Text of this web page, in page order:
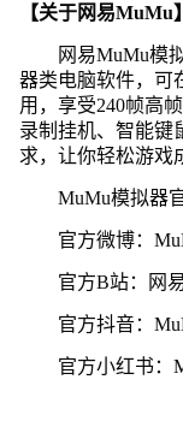
【关于网易MuMu】
网易MuMu模
器类电脑软件，可
用，享受240帧高
录制挂机、智能键
求，让你轻松游戏
MuMu模拟器
官方微博：
官方B站：网
官方抖音：
官方小红书：